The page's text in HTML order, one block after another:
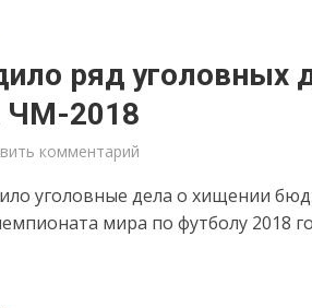
ряд уголовных
ЧМ-2018
комментарий
уголовные дела о хищении
мира по футболу 2018